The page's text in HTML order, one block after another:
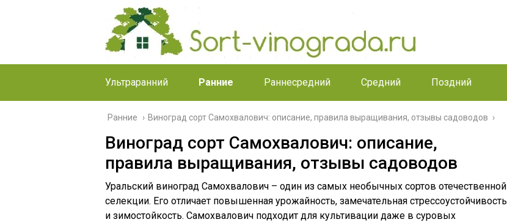
Ультраранний Ранние Раннесредний Средний Поздний
Ранние › Виноград сорт Самохвалович: описание, правила выращивания, отзывы садоводов
Виноград сорт Самохвалович: описание,
правила выращивания, отзывы садоводов
Уральский виноград Самохвалович – один из самых необычных сортов отечественной
селекции. Его отличает повышенная урожайность, замечательная стрессоустойчивость
и зимостойкость. Самохвалович подходит для культивации даже в суровых